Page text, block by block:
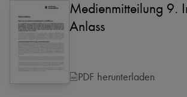
Medienmitteilung 9.
Anlass
PDF herunterladen